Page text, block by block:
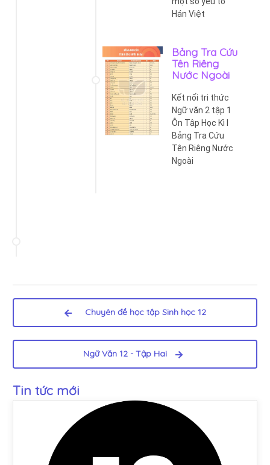
Hán Việt
Bảng Tra Cứu
Tên Riêng
Nước Ngoài
Kết nối tri thức
Ngữ văn 2 tập 1
Ôn Tập Học Kì I
Bảng Tra Cứu
Tên Riêng Nước
Ngoài
Chuyên đề học tập Sinh học 12
Ngữ Văn 12 - Tập Hai
Tin tức mới